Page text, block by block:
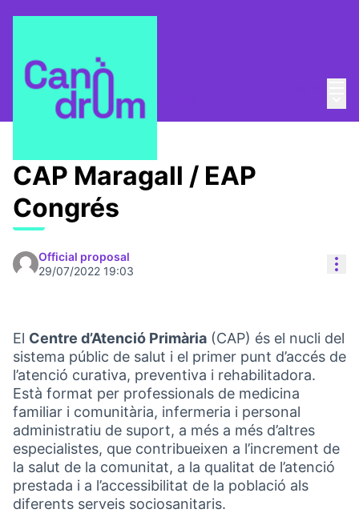
Taula Comunitària / Proposals
CAP Maragall / EAP
Congrés
Official proposal
29/07/2022 19:03
El Centre d’Atenció Primària (CAP) és el nucli del
sistema públic de salut i el primer punt d’accés de
l’atenció curativa, preventiva i rehabilitadora.
Està format per professionals de medicina
familiar i comunitària, infermeria i personal
administratiu de suport, a més a més d’altres
especialistes, que contribueixen a l’increment de
la salut de la comunitat, a la qualitat de l’atenció
prestada i a l’accessibilitat de la població als
diferents serveis sociosanitaris.